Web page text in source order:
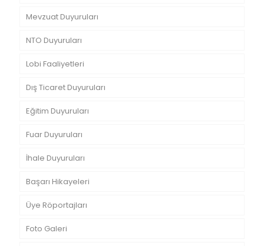
Mevzuat Duyuruları
NTO Duyuruları
Lobi Faaliyetleri
Dış Ticaret Duyuruları
Eğitim Duyuruları
Fuar Duyuruları
İhale Duyuruları
Başarı Hikayeleri
Üye Röportajları
Foto Galeri